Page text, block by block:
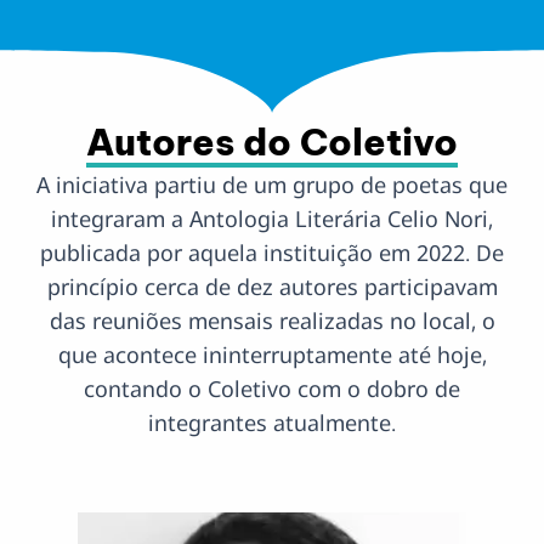
Autores do Coletivo
A iniciativa partiu de um grupo de poetas que
integraram a Antologia Literária Celio Nori,
publicada por aquela instituição em 2022. De
princípio cerca de dez autores participavam
das reuniões mensais realizadas no local, o
que acontece ininterruptamente até hoje,
contando o Coletivo com o dobro de
integrantes atualmente.